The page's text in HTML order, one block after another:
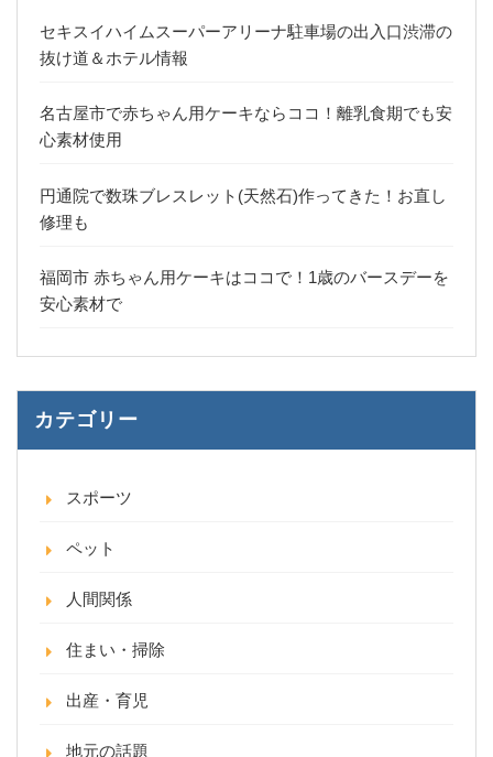
セキスイハイムスーパーアリーナ駐車場の出入口渋滞の
抜け道＆ホテル情報
名古屋市で赤ちゃん用ケーキならココ！離乳食期でも安
心素材使用
円通院で数珠ブレスレット(天然石)作ってきた！お直し
修理も
福岡市 赤ちゃん用ケーキはココで！1歳のバースデーを
安心素材で
カテゴリー
スポーツ
ペット
人間関係
住まい・掃除
出産・育児
地元の話題